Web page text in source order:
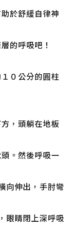
於舒緩自律神
的呼吸吧！
０公分的圓柱
，頭躺在地板
。然後呼吸一
向伸出，手肘彎
眼睛閉上深呼吸